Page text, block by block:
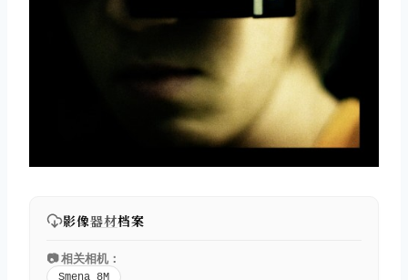
影像器材档案
📷 相关相机：
Smena 8M